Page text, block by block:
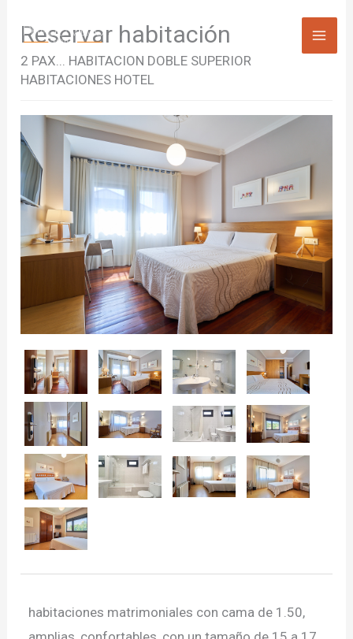
contenido
Reservar habitación
2 PAX... HABITACION DOBLE SUPERIOR
HABITACIONES HOTEL
habitaciones matrimoniales con cama de 1.50,